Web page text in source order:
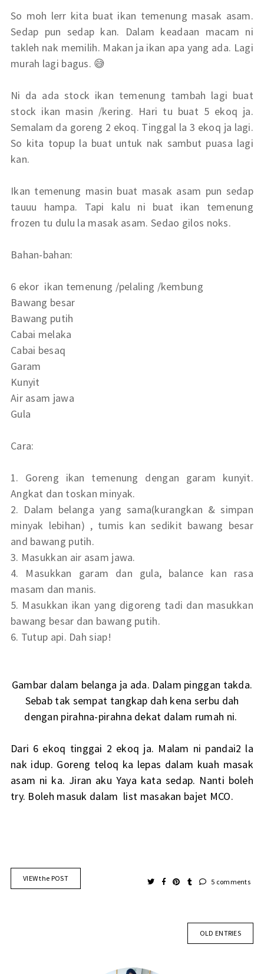
So moh lerr kita buat ikan temenung masak asam.
Sedap pun sedap kan. Dalam keadaan macam ni
takleh nak memilih. Makan ja ikan apa yang ada. Lagi
murah lagi bagus. 😅
Ni da ada stock ikan temenung tambah lagi buat
stock ikan masin /kering. Hari tu buat 5 ekoq ja.
Semalam da goreng 2 ekoq. Tinggal la 3 ekoq ja lagi.
So kita topup la buat untuk nak sambut puasa lagi
kan.
Ikan temenung masin buat masak asam pun sedap
tauuu hampa. Tapi kalu ni buat ikan temenung
frozen tu dulu la masak asam. Sedao gilos noks.
Bahan-bahan:
6 ekor ikan temenung /pelaling /kembung
Bawang besar
Bawang putih
Cabai melaka
Cabai besaq
Garam
Kunyit
Air asam jawa
Gula
Cara:
1. Goreng ikan temenung dengan garam kunyit.
Angkat dan toskan minyak.
2. Dalam belanga yang sama(kurangkan & simpan
minyak lebihan) , tumis kan sedikit bawang besar
and bawang putih.
3. Masukkan air asam jawa.
4. Masukkan garam dan gula, balance kan rasa
masam dan manis.
5. Masukkan ikan yang digoreng tadi dan masukkan
bawang besar dan bawang putih.
6. Tutup api. Dah siap!
Gambar dalam belanga ja ada. Dalam pinggan takda.
Sebab tak sempat tangkap dah kena serbu dah
dengan pirahna-pirahna dekat dalam rumah ni.
Dari 6 ekoq tinggai 2 ekoq ja. Malam ni pandai2 la
nak idup. Goreng teloq ka lepas dalam kuah masak
asam ni ka. Jiran aku Yaya kata sedap. Nanti boleh
try. Boleh masuk dalam list masakan bajet MCO.
VIEW the POST 5 comments
OLD ENTRIES